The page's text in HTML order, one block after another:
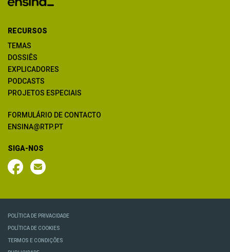
RECURSOS
TEMAS
DOSSIÊS
EXPLICADORES
PODCASTS
PROJETOS ESPECIAIS
FORMULÁRIO DE CONTACTO
ENSINA@RTP.PT
SIGA-NOS
POLÍTICA DE PRIVACIDADE
POLÍTICA DE COOKIES
TERMOS E CONDIÇÕES